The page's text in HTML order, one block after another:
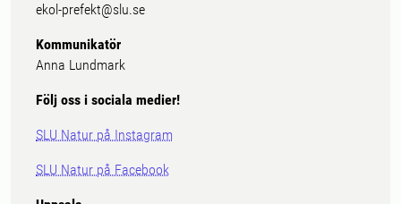
ekol-prefekt@slu.se
Kommunikatör
Anna Lundmark
Följ oss i sociala medier!
SLU Natur på Instagram
SLU Natur på Facebook